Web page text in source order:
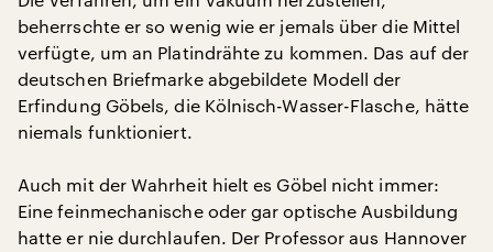
beherrschte er so wenig wie er jemals über die Mittel
verfügte, um an Platindrähte zu kommen. Das auf der
deutschen Briefmarke abgebildete Modell der
Erfindung Göbels, die Kölnisch-Wasser-Flasche, hätte
niemals funktioniert.
Auch mit der Wahrheit hielt es Göbel nicht immer:
Eine feinmechanische oder gar optische Ausbildung
hatte er nie durchlaufen. Der Professor aus Hannover